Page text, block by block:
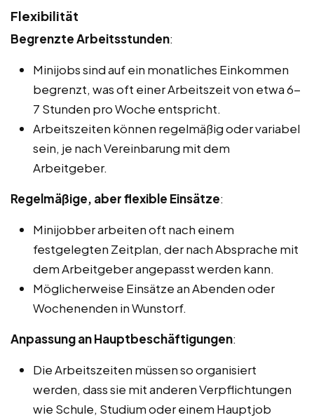
Flexibilität
Begrenzte Arbeitsstunden:
Minijobs sind auf ein monatliches Einkommen
begrenzt, was oft einer Arbeitszeit von etwa 6-
7 Stunden pro Woche entspricht.
Arbeitszeiten können regelmäßig oder variabel
sein, je nach Vereinbarung mit dem
Arbeitgeber.
Regelmäßige, aber flexible Einsätze:
Minijobber arbeiten oft nach einem
festgelegten Zeitplan, der nach Absprache mit
dem Arbeitgeber angepasst werden kann.
Möglicherweise Einsätze an Abenden oder
Wochenenden in Wunstorf.
Anpassung an Hauptbeschäftigungen:
Die Arbeitszeiten müssen so organisiert
werden, dass sie mit anderen Verpflichtungen
wie Schule, Studium oder einem Hauptjob